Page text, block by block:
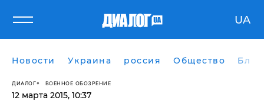
UA
Новости Украина россия Общество
ДИАЛОГ ВОЕННОЕ ОБОЗРЕНИЕ
12 марта 2015, 10:37